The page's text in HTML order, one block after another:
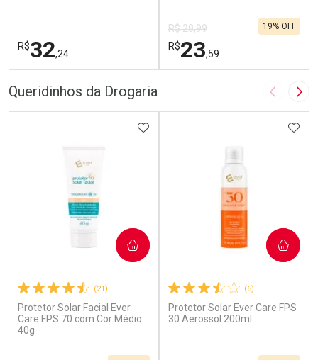
R$32,24
Ativar Desconto
Comprar sem Desconto
Comprar sem Desconto
R$ 28,99
R$23,59
19% OFF
Ativar Desconto
Comprar sem Desconto
Queridinhos da Drogaria Imagem
(21)
Protetor Solar Facial Ever
Care FPS 70 com Cor Médio
40g
ADICIONAR AOS FAVORITOS
COMPRAR
(6)
Protetor Solar Ever Care FPS
30 Aerossol 200ml
COMPRAR